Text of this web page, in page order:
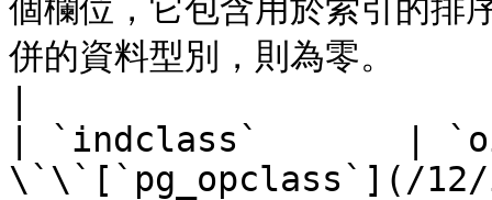
個欄位，它包含用於索引的排
併的資料型別，則為零。
| `indclass`       |
\`\`[`pg_opclass`](/12/